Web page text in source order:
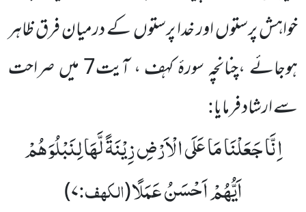
خواہش پرستوں اور خدا پرستوں کے درمیان فرق ظاہر
ہوجائے ،چنانچہ سورۂ کہف ، آیت7 میں صراحت
سے ارشاد فرمایا:
اِنَّا جَعَلْنَا مَا عَلَى الْاَرْضِ زِیْنَةً لَّهَا لِنَبْلُوَهُمْ
اَیُّهُمْ اَحْسَنُ عَمَلًا(الکہف:۷)